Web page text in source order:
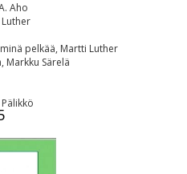
Aho
pelkää, Martti Luther
Markku Särelä